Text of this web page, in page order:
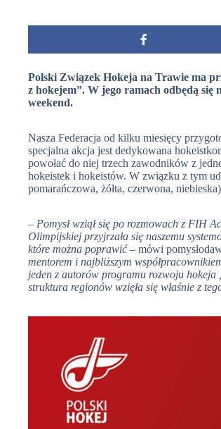
Polski Związek Hokeja na Trawie ma
z hokejem”. W jego ramach odbędą
weekend.
Nasza Federacja od kilku miesięcy
specjalna akcja jest dedykowana
powołać do niej trzech zawodników z
hokeistek i hokeistów. W związku z tym
pomarańczowa, żółta, czerwona,
– Pomysł wziął się po rozmowach z FIH
Olimpijskiej przyjrzała się naszemu
które można poprawić– mówi
mentorem i najbliższym
jeden z autorów programu rozwoju
struktura regionów wzięła się właśnie z